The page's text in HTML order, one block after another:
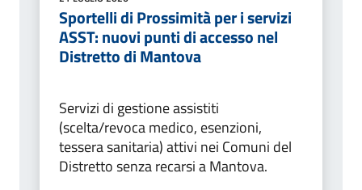
Sportelli di Prossimità per i servizi
ASST: nuovi punti di accesso nel
Distretto di Mantova
Servizi di gestione assistiti
(scelta/revoca medico, esenzioni,
tessera sanitaria) attivi nei Comuni del
Distretto senza recarsi a Mantova.